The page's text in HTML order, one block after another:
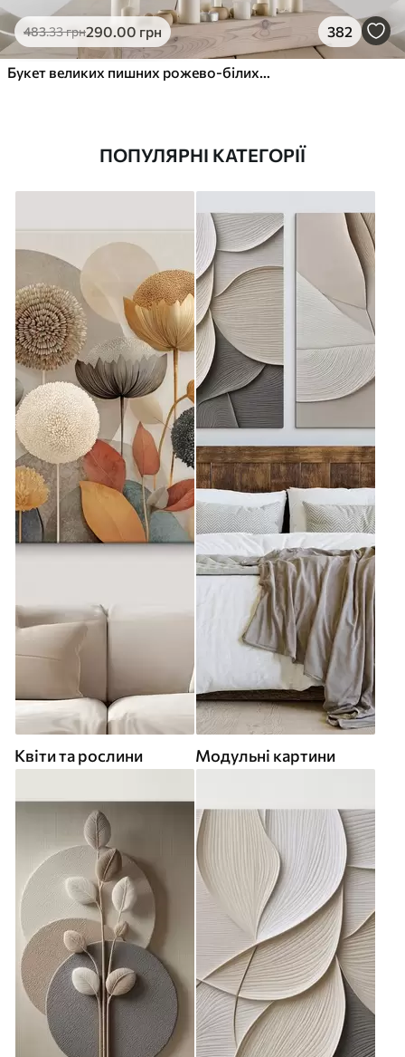
483.33грн290.00 грн 382
Букет великих пишних рожево-білих квітів півонії із зеленим листям на м’якому розмитому фоні
ПОПУЛЯРНІ КАТЕГОРІЇ
Квіти та рослини Модульні картини